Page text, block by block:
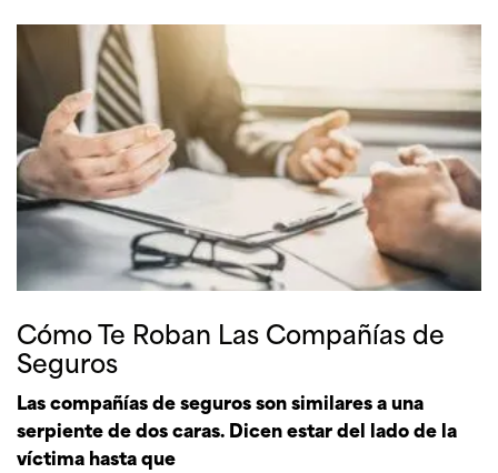
Cómo Te Roban Las Compañías de
Seguros
Las compañías de seguros son similares a una
serpiente de dos caras. Dicen estar del lado de la
víctima hasta que